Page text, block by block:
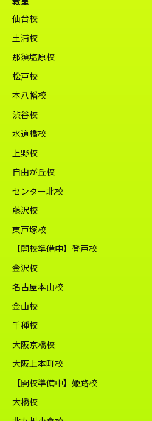
仙台校
土浦校
那須塩原校
松戸校
本八幡校
渋谷校
水道橋校
上野校
自由が丘校
センター北校
藤沢校
東戸塚校
【開校準備中】登戸校
金沢校
名古屋本山校
金山校
千種校
大阪京橋校
大阪上本町校
【開校準備中】姫路校
大橋校